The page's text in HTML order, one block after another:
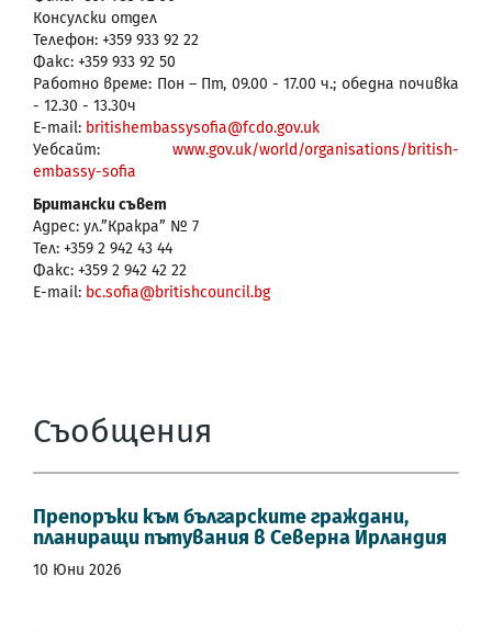
Консулски отдел
Телефон: +359 933 92 22
Факс: +359 933 92 50
Работно време: Пон – Пт, 09.00 - 17.00 ч.; обедна почивка
- 12.30 - 13.30ч
E-mail: britishembassysofia@fcdo.gov.uk
Уебсайт: www.gov.uk/world/organisations/british-
embassy-sofia
Британски съвет
Адрес: ул.”Кракра” № 7
Тел: +359 2 942 43 44
Факс: +359 2 942 42 22
E-mail: bc.sofia@britishcouncil.bg
Съобщения
Препоръки към българските граждани,
планиращи пътувания в Северна Ирландия
10 Юни 2026